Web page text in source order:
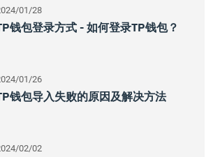
01/28
钱包登录方式 - 如何登录TP钱包？
01/26
钱包导入失败的原因及解决方法
02/02